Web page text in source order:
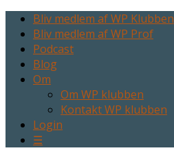
Bliv medlem af WP Klubben
Bliv medlem af WP Prof
Podcast
Blog
Om
Om WP klubben
Kontakt WP klubben
Login
☰